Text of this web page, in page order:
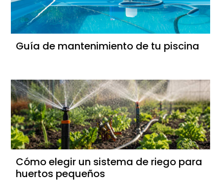
Guía de mantenimiento de tu piscina
Cómo elegir un sistema de riego para
huertos pequeños